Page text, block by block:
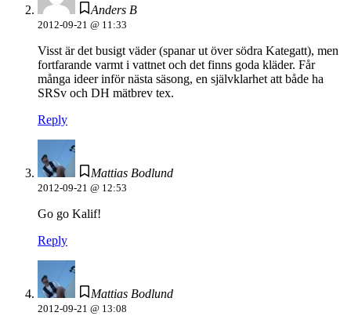
Anders B
2012-09-21 @ 11:33
Visst är det busigt väder (spanar ut över södra Kategatt), men
fortfarande varmt i vattnet och det finns goda kläder. Får
många ideer inför nästa säsong, en självklarhet att både ha
SRSv och DH mätbrev tex.
Reply
Mattias Bodlund
2012-09-21 @ 12:53
Go go Kalif!
Reply
Mattias Bodlund
2012-09-21 @ 13:08